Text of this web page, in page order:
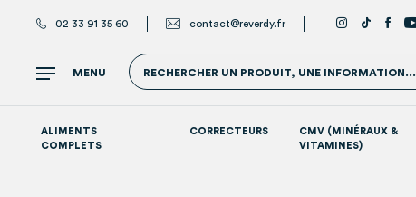
02 33 91 35 60 contact@reverdy.fr
MENU RECHERCHER UN PRODUIT, UNE INFORMATION...
ALIMENTS
COMPLETS
CORRECTEURS
CMV (MINÉRAUX &
VITAMINES)